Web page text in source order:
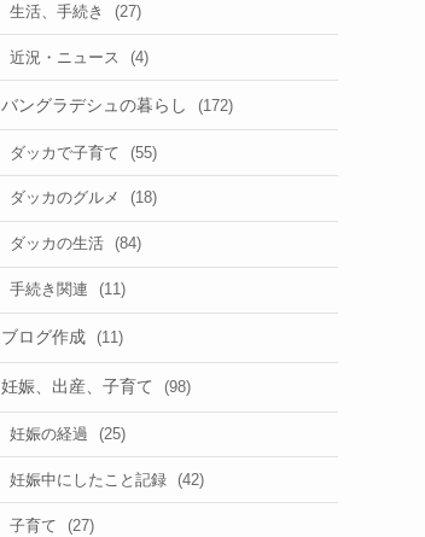
生活、手続き (27)
近況・ニュース (4)
バングラデシュの暮らし (172)
ダッカで子育て (55)
ダッカのグルメ (18)
ダッカの生活 (84)
手続き関連 (11)
ブログ作成 (11)
妊娠、出産、子育て (98)
妊娠の経過 (25)
妊娠中にしたこと記録 (42)
子育て (27)